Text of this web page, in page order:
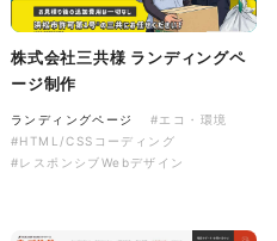
株式会社三共様 ランディングペ
ージ制作
ランディングページ
#エコ・環境
#HTML/CSSコーディング
#レスポンシブWebデザイン